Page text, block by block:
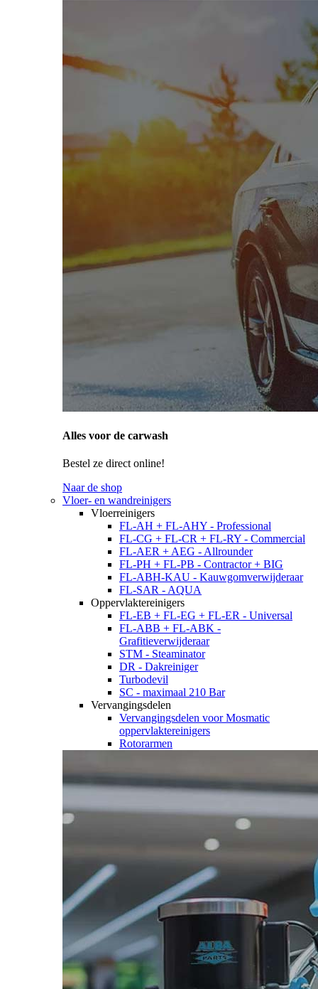
Alles voor de carwash
Bestel ze direct online!
Naar de shop
Vloer- en wandreinigers
Vloerreinigers
FL-AH + FL-AHY - Professional
FL-CG + FL-CR + FL-RY - Commercial
FL-AER + AEG - Allrounder
FL-PH + FL-PB - Contractor + BIG
FL-ABH-KAU - Kauwgomverwijderaar
FL-SAR - AQUA
Oppervlaktereinigers
FL-EB + FL-EG + FL-ER - Universal
FL-ABB + FL-ABK -
Grafitieverwijderaar
STM - Steaminator
DR - Dakreiniger
Turbodevil
SC - maximaal 210 Bar
Vervangingsdelen
Vervangingsdelen voor Mosmatic
oppervlaktereinigers
Rotorarmen